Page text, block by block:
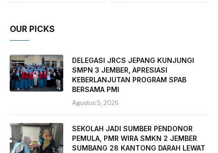
OUR PICKS
DELEGASI JRCS JEPANG KUNJUNGI
SMPN 3 JEMBER, APRESIASI
KEBERLANJUTAN PROGRAM SPAB
BERSAMA PMI
Agustus 5, 2026
SEKOLAH JADI SUMBER PENDONOR
PEMULA, PMR WIRA SMKN 2 JEMBER
SUMBANG 28 KANTONG DARAH LEWAT